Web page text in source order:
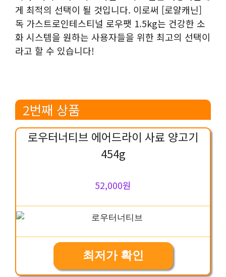
게 최적의 선택이 될 것입니다. 이로써 [로얄캐닌]
독 가스트로인테스티널 로우팻 1.5kg는 건강한 소
화 시스템을 원하는 사용자들을 위한 최고의 선택이
라고 할 수 있습니다!
2번째 상품
로우터너티브 에어드라이 사료 양고기
454g
52,000원
최저가 확인